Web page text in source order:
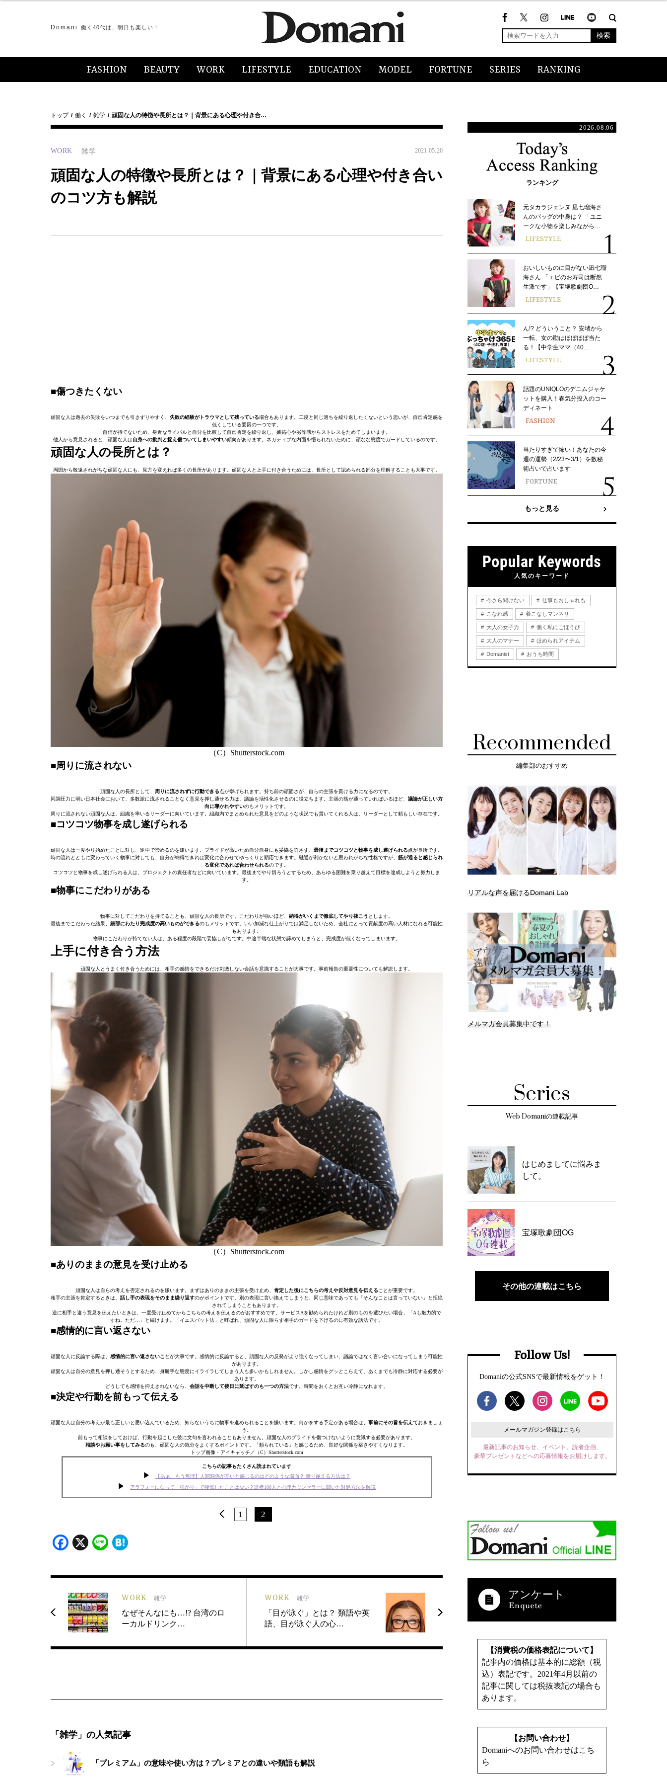
Domani 働く40代は、明日も楽しい！
検索
FASHION BEAUTY WORK LIFESTYLE EDUCATION MODEL FORTUNE SERIES RANKING
トップ 働く 雑学 頑固な人の特徴や長所とは？｜背景にある心理や付き合…
WORK 雑学 2021.05.20
頑固な人の特徴や長所とは？｜背景にある心理や付き合い
のコツ方も解説
■傷つきたくない
頑固な人は過去の失敗をいつまでも引きずりやすく、 失敗の経験がトラウマとして残っている場合もあります。二度と同じ過ちを繰り返したくないという思いが、自己肯定感を
低くしている要因の一つです。
自信が持てないため、身近なライバルと自分を比較して自己否定を繰り返し、嫉妬心や劣等感からストレスをためてしまいます。
他人から意見されると、頑固な人は自身への批判と捉え傷ついてしまいやすい傾向があります。ネガティブな内面を悟られないために、頑なな態度でガードしているのです。
頑固な人の長所とは？
周囲から敬遠されがちな頑固な人にも、見方を変えれば多くの長所があります。頑固な人と上手に付き合うためには、長所として認められる部分を理解することも大事です。
（C）Shutterstock.com
■周りに流されない
頑固な人の長所として、 周りに流されずに行動できる点が挙げられます。持ち前の頑固さが、自らの主張を貫ける力になるのです。
同調圧力に弱い日本社会において、多数派に流されることなく意見を押し通せる力は、議論を活性化させるのに役立ちます。主張の筋が通っていればいるほど、 議論が正しい方
向に導かれやすいのもメリットです。
周りに流されない頑固な人は、組織を率いるリーダーに向いています。組織内でまとめられた意見をどのような状況でも貫いてくれる人は、リーダーとして頼もしい存在です。
■コツコツ物事を成し遂げられる
頑固な人は一度やり始めたことに対し、途中で諦めるのを嫌います。プライドが高いため自分自身にも妥協を許さず、 最後までコツコツと物事を成し遂げられる点が長所です。
時の流れとともに変わっていく物事に対しても、自分が納得できれば変化に合わせてゆっくりと順応できます。融通が利かないと思われがちな性格ですが、 筋が通ると感じられ
る変化であれば合わせられるのです。
コツコツと物事を成し遂げられる人は、プロジェクトの責任者などに向いています。最後までやり切ろうとするため、あらゆる困難を乗り越えて目標を達成しようと努力しま
す。
■物事にこだわりがある
物事に対してこだわりを持てることも、頑固な人の長所です。こだわりが強いほど、 納得がいくまで徹底してやり抜こう とします。
最後までこだわった結果、 細部にわたり完成度の高いものができるのもメリットです。いい加減な仕上がりでは満足しないため、会社にとって貢献度の高い人材になれる可能性
もあります。
物事にこだわりが持てない人は、ある程度の段階で妥協しがちです。中途半端な状態で諦めてしまうと、完成度が低くなってしまいます。
上手に付き合う方法
頑固な人とうまく付き合うためには、相手の感情をできるだけ刺激しない会話を意識することが大事です。事前報告の重要性についても解説します。
（C）Shutterstock.com
■ありのままの意見を受け止める
頑固な人は自らの考えを否定されるのを嫌います。まずはありのままの主張を受け止め、 肯定した後にこちらの考えや反対意見を伝える ことが重要です。
相手の主張を肯定するときは、 話し手の表現をそのまま繰り返すのがポイントです。別の表現に言い換えてしまうと、同じ意味であっても「そんなことは言っていない」と拒絶
されてしまうこともあります。
逆に相手と違う意見を伝えたいときは、一度受け止めてからこちらの考えを伝えるのがおすすめです。サービスAを勧められたけれど別のものを選びたい場合、「Aも魅力的で
すね。ただ…」と続けます。「イエスバット法」と呼ばれ、頑固な人に限らず相手のガードを下げるのに有効な話法です。
■感情的に言い返さない
頑固な人に反論する際は、 感情的に言い返さないこ とが大事です。感情的に反論すると、頑固な人の反発がより強くなってしまい、議論ではなく言い合いになってしまう可能性
があります。
頑固な人は自分の意見を押し通そうとするため、身勝手な態度にイライラしてしまう人も多いかもしれません。しかし感情をグッとこらえて、あくまでも冷静に対応する必要が
あります。
どうしても感情を抑えきれないなら、 会話を中断して後日に延ばすのも一つの方法です。時間をおくとお互い冷静になれます。
■決定や行動を前もって伝える
頑固な人は自分の考えが最も正しいと思い込んでいるため、知らないうちに物事を進められることを嫌います。何かをする予定がある場合は、 事前にその旨を伝えておきましょ
う。
前もって相談をしておけば、行動を起こした後に文句を言われることもありません。頑固な人のプライドを傷つけないように意識する必要があります。
相談やお願い事をしてみるのも、頑固な人の気分をよくするポイントです。「頼られている」と感じるため、良好な関係を築きやすくなります。
トップ画像・アイキャッチ／（C）Shutterstock.com
こちらの記事もたくさん読まれています
【あぁ、もう無理】人間関係が辛いと感じるのはどのような場面？ 乗り越える方法は？
アラフォーになって「強がり」で後悔したことはない？読者100人と心理カウンセラーに聞いた対処方法を解説
1 2
Facebook
X Line
WORK 雑学
なぜそんなにも…!? 台湾のロ
ーカルドリンク…
WORK 雑学
「目が泳ぐ」とは？ 類語や英
語、目が泳ぐ人の心…
「雑学」の人気記事
「プレミアム」の意味や使い方は？プレミアとの違いや類語も解説
2026.08.06
ランキング
元タカラジェンヌ 凪七瑠海さ
んのバッグの中身は？ 「ユニ
ークな小物を楽しみながら…
LIFESTYLE
おいしいものに目がない凪七瑠
海さん 「エビのお寿司は断然
生派です」【宝塚歌劇団O…
LIFESTYLE
ん!? どういうこと？ 安堵から
一転、女の勘はほぼほぼ当た
る！【中学生ママ（40…
LIFESTYLE
話題のUNIQLOのデニムジャケ
ットを購入！春気分投入のコー
ディネート
FASHION
当たりすぎて怖い！あなたの今
週の運勢（2/23〜3/1）を数秘
術占いで占います
FORTUNE
もっと見る
人気のキーワード
今さら聞けない 仕事もおしゃれも
こなれ感 着こなしマンネリ
大人の女子力 働く私にごほうび
大人のマナー ほめられアイテム
Domanist おうち時間
Recommended
編集部のおすすめ
リアルな声を届けるDomani Lab
メルマガ会員募集中です！
Series
Web Domaniの連載記事
はじめましてに悩みま
して。
宝塚歌劇団OG
その他の連載はこちら
Follow Us!
Domaniの公式SNSで最新情報をゲット！
メールマガジン登録はこちら
最新記事のお知らせ、イベント、読者企画、
豪華プレゼントなどへの応募情報をお届けします。
アンケート
【消費税の価格表記について】
記事内の価格は基本的に総額（税
込）表記です。2021年4月以前の
記事に関しては税抜表記の場合も
あります。
【お問い合わせ】
Domaniへのお問い合わせはこち
ら